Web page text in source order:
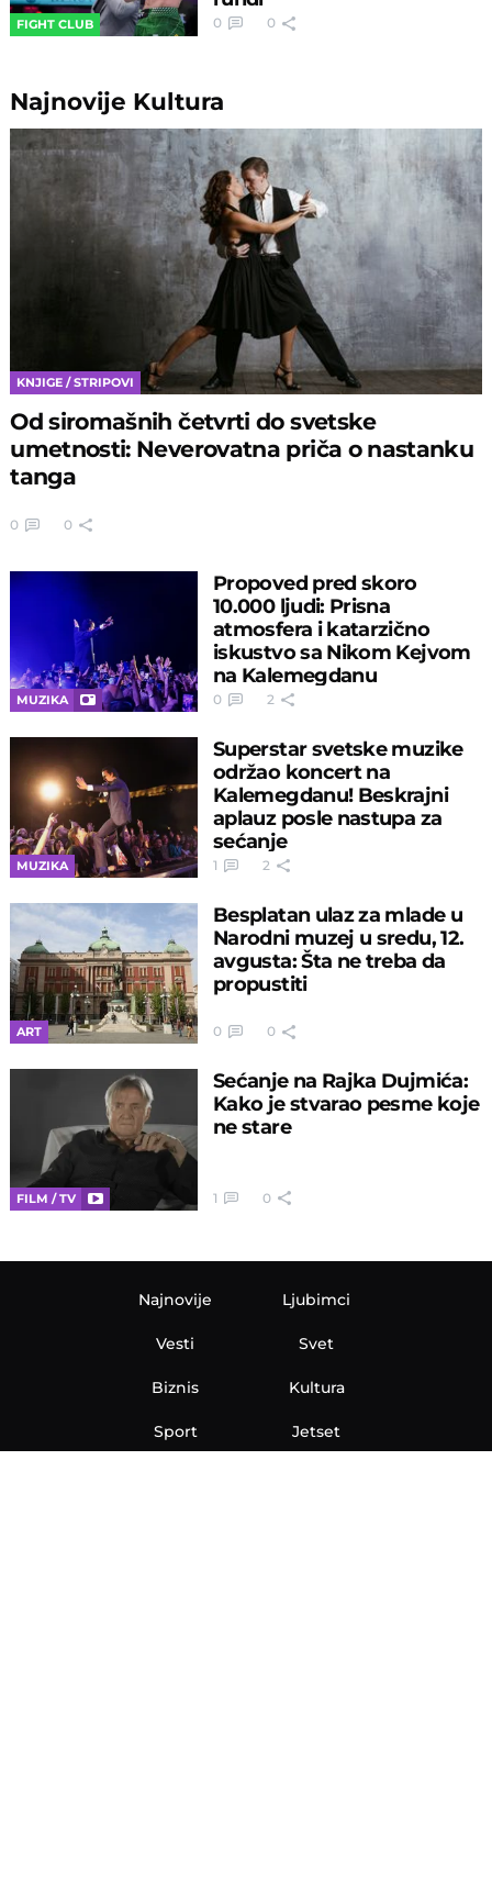
FIGHT CLUB 0 0
Najnovije Kultura
KNJIGE / STRIPOVI
Od siromašnih četvrti do svetske
umetnosti: Neverovatna priča o nastanku
tanga
0 0
MUZIKA
Propoved pred skoro
10.000 ljudi: Prisna
atmosfera i katarzično
iskustvo sa Nikom Kejvom
na Kalemegdanu
0 2
MUZIKA
Superstar svetske muzike
održao koncert na
Kalemegdanu! Beskrajni
aplauz posle nastupa za
sećanje
1 2
ART
Besplatan ulaz za mlade u
Narodni muzej u sredu, 12.
avgusta: Šta ne treba da
propustiti
0 0
FILM / TV
Sećanje na Rajka Dujmića:
Kako je stvarao pesme koje
ne stare
1 0
Najnovije
Vesti
Biznis
Sport
Ljubimci
Svet
Kultura
Jetset